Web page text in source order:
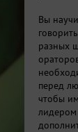
Вы
разных
перед
чтобы